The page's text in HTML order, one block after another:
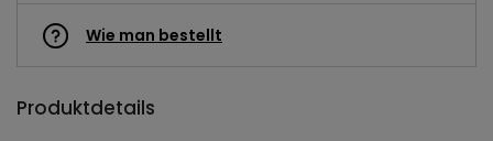
Wie man bestellt
Produktdetails